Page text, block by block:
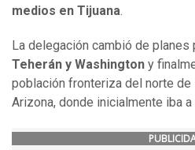
medios en Tijuana.
La delegación cambió de
Teherán y Washington y
población fronteriza del norte de
Arizona, donde inicialmente iba